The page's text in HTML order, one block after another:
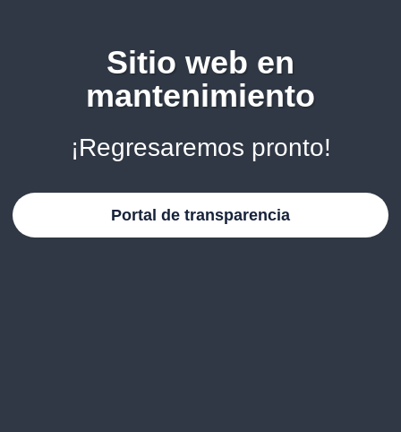
Sitio web en
mantenimiento
¡Regresaremos pronto!
Portal de transparencia